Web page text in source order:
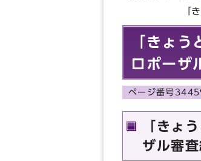
「
「きょ
ロポーザ
ページ番号
「きょ
ザル審